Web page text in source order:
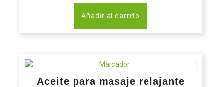
Añadir al carrito
Aceite para masaje relajante